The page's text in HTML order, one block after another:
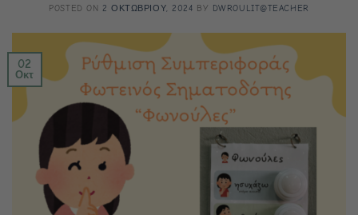
POSTED ON 2 ΟΚΤΩΒΡΙΟΥ, 2024 BY DWROULIT@TEACHER
02
Οκτ